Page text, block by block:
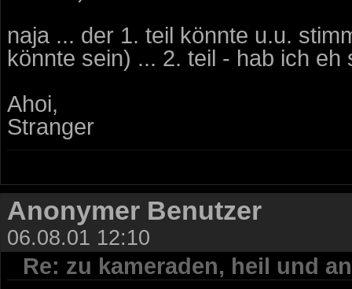
naja ... der 1. teil könnte u.u.
könnte sein) ... 2. teil - hab ich eh
Ahoi,
Stranger
Anonymer Benutzer
06.08.01 12:10
Re: zu kameraden, heil und